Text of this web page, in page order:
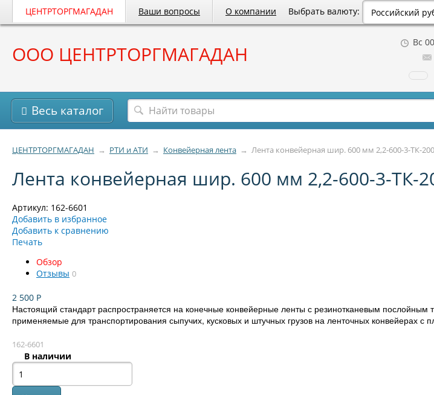
ЦЕНТРТОРГМАГАДАН Ваши вопросы О компании Выбрать валюту:
ООО ЦЕНТРТОРГМАГАДАН Вс
Весь каталог
ЦЕНТРТОРГМАГАДАН → РТИ и АТИ → Конвейерная лента → Лента конвейерная шир. 600 мм 2,2-600-3-ТК-
Лента конвейерная шир. 600 мм 2,2-600-3-ТК-
Артикул: 162-6601
Добавить в избранное
Добавить к сравнению
Печать
Обзор
Отзывы 0
2 500 Р
Настоящий стандарт распространяется на конечные конвейерные ленты с резинотканевым
применяемые для транспортирования сыпучих, кусковых и штучных грузов на ленточных конвейерах
162-6601
В наличии